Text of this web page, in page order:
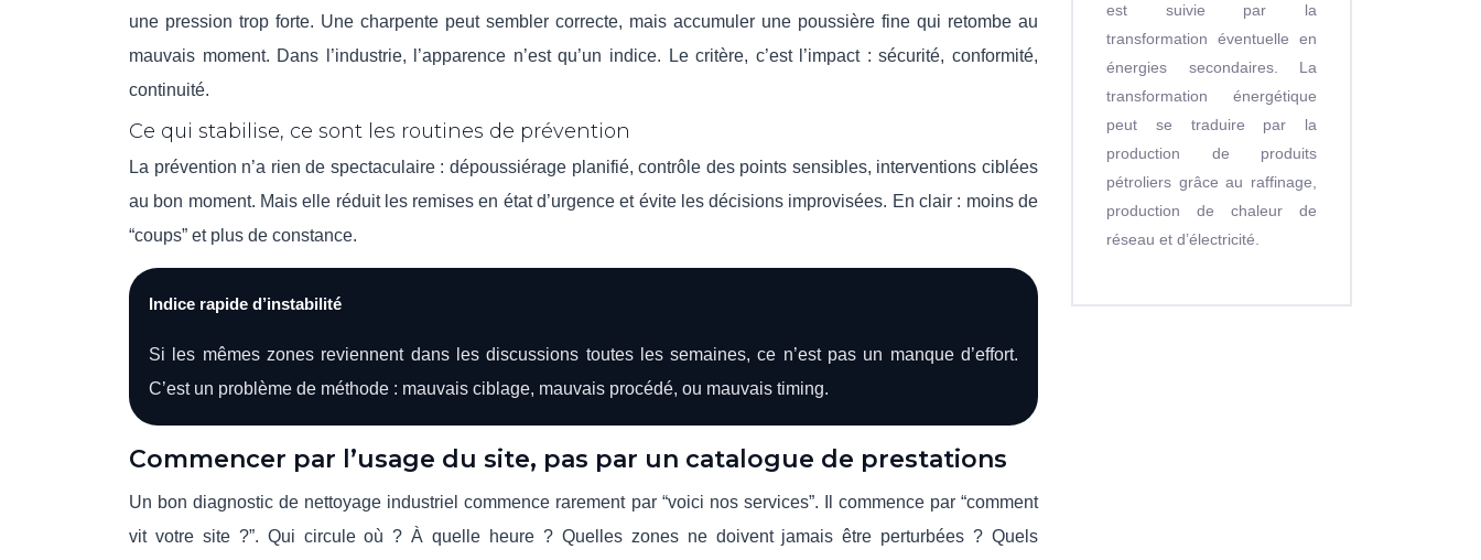
une pression trop forte. Une charpente peut sembler correcte, mais accumuler une poussière fine qui retombe au
mauvais moment. Dans l’industrie, l’apparence n’est qu’un indice. Le critère, c’est l’impact : sécurité, conformité,
continuité.
Ce qui stabilise, ce sont les routines de prévention
La prévention n’a rien de spectaculaire : dépoussiérage planifié, contrôle des points sensibles, interventions ciblées
au bon moment. Mais elle réduit les remises en état d’urgence et évite les décisions improvisées. En clair : moins de
“coups” et plus de constance.
Indice rapide d’instabilité
Si les mêmes zones reviennent dans les discussions toutes les semaines, ce n’est pas un manque d’effort.
C’est un problème de méthode : mauvais ciblage, mauvais procédé, ou mauvais timing.
Commencer par l’usage du site, pas par un catalogue de prestations
Un bon diagnostic de nettoyage industriel commence rarement par “voici nos services”. Il commence par “comment
vit votre site ?”. Qui circule où ? À quelle heure ? Quelles zones ne doivent jamais être perturbées ? Quels
est suivie par la
transformation éventuelle en
énergies secondaires. La
transformation énergétique
peut se traduire par la
production de produits
pétroliers grâce au raffinage,
production de chaleur de
réseau et d’électricité.